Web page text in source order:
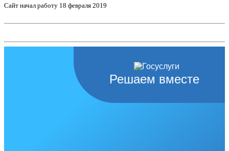
Сайт начал работу 18 февраля 2019
Решаем вместе